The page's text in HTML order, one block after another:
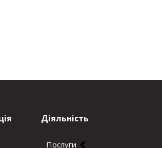
Діяльність
Послуги